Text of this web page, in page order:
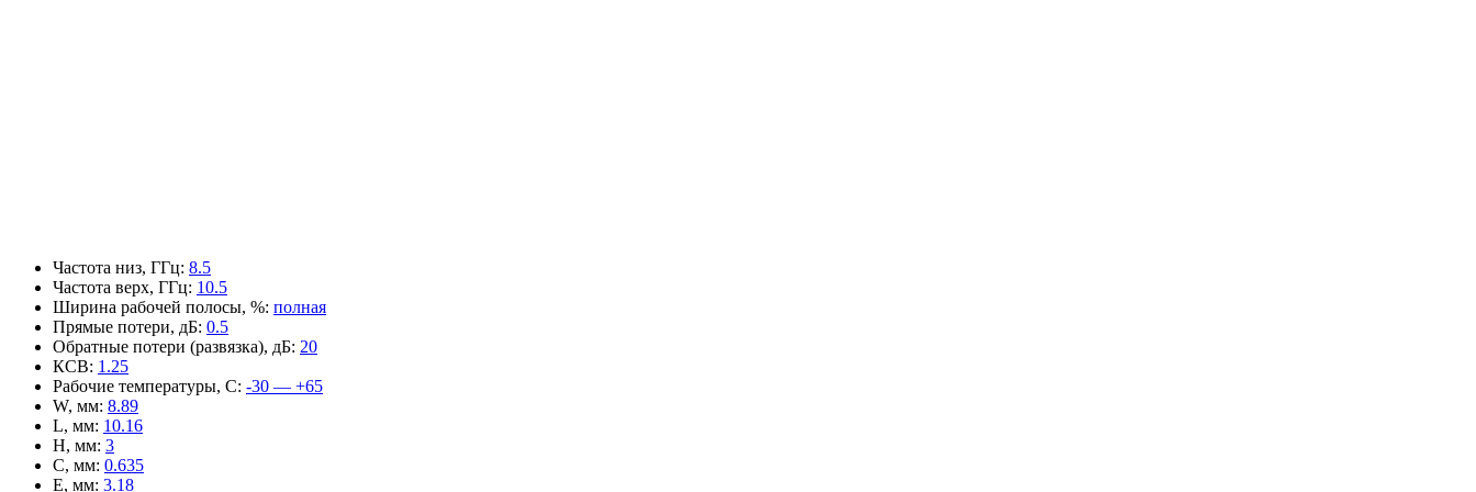
Частота низ, ГГц: 8.5
Частота верх, ГГц: 10.5
Ширина рабочей полосы, %: полная
Прямые потери, дБ: 0.5
Обратные потери (развязка), дБ: 20
КСВ: 1.25
Рабочие температуры, С: -30 — +65
W, мм: 8.89
L, мм: 10.16
H, мм: 3
C, мм: 0.635
E, мм: 3.18